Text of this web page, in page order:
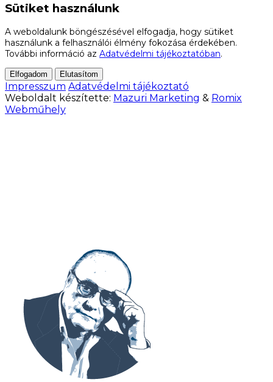
Sütiket használunk
A weboldalunk böngészésével elfogadja, hogy sütiket
használunk a felhasználói élmény fokozása érdekében.
További információ az Adatvédelmi tájékoztatóban.
Elfogadom Elutasítom
Impresszum Adatvédelmi tájékoztató
Weboldalt készítette: Mazuri Marketing & Romix
Webműhely